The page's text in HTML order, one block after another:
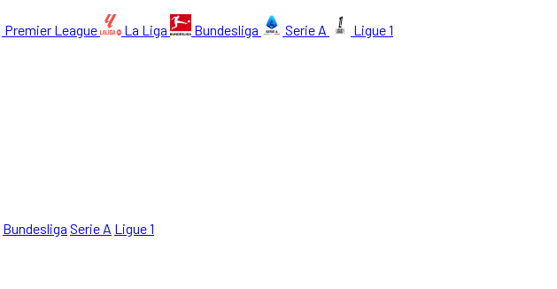
Premier League La Liga Bundesliga Serie A
Ligue 1
Bundesliga Serie A Ligue 1